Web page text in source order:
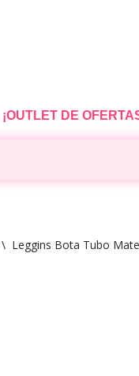
¡OUTLET DE
\ Leggins Bota Tubo